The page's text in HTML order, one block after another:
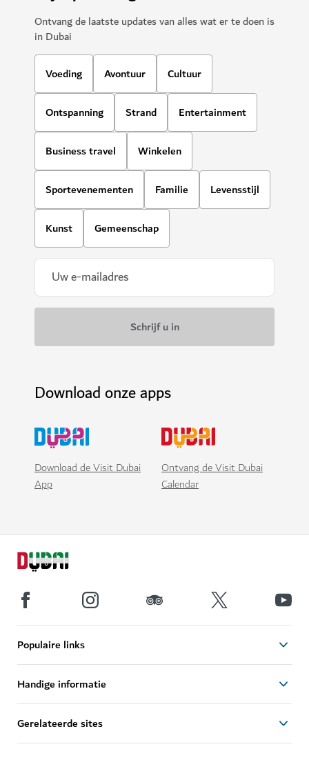
Ontvang de laatste updates van alles wat er te doen is
in Dubai
Voeding Avontuur Cultuur
Ontspanning Strand Entertainment
Business travel Winkelen
Sportevenementen Familie Levensstijl
Kunst Gemeenschap
Download onze apps
Download de Visit Dubai
App
Ontvang de Visit Dubai
Calendar
Populaire links
Handige informatie
Gerelateerde sites